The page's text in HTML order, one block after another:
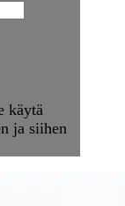
käytä
ja siihen